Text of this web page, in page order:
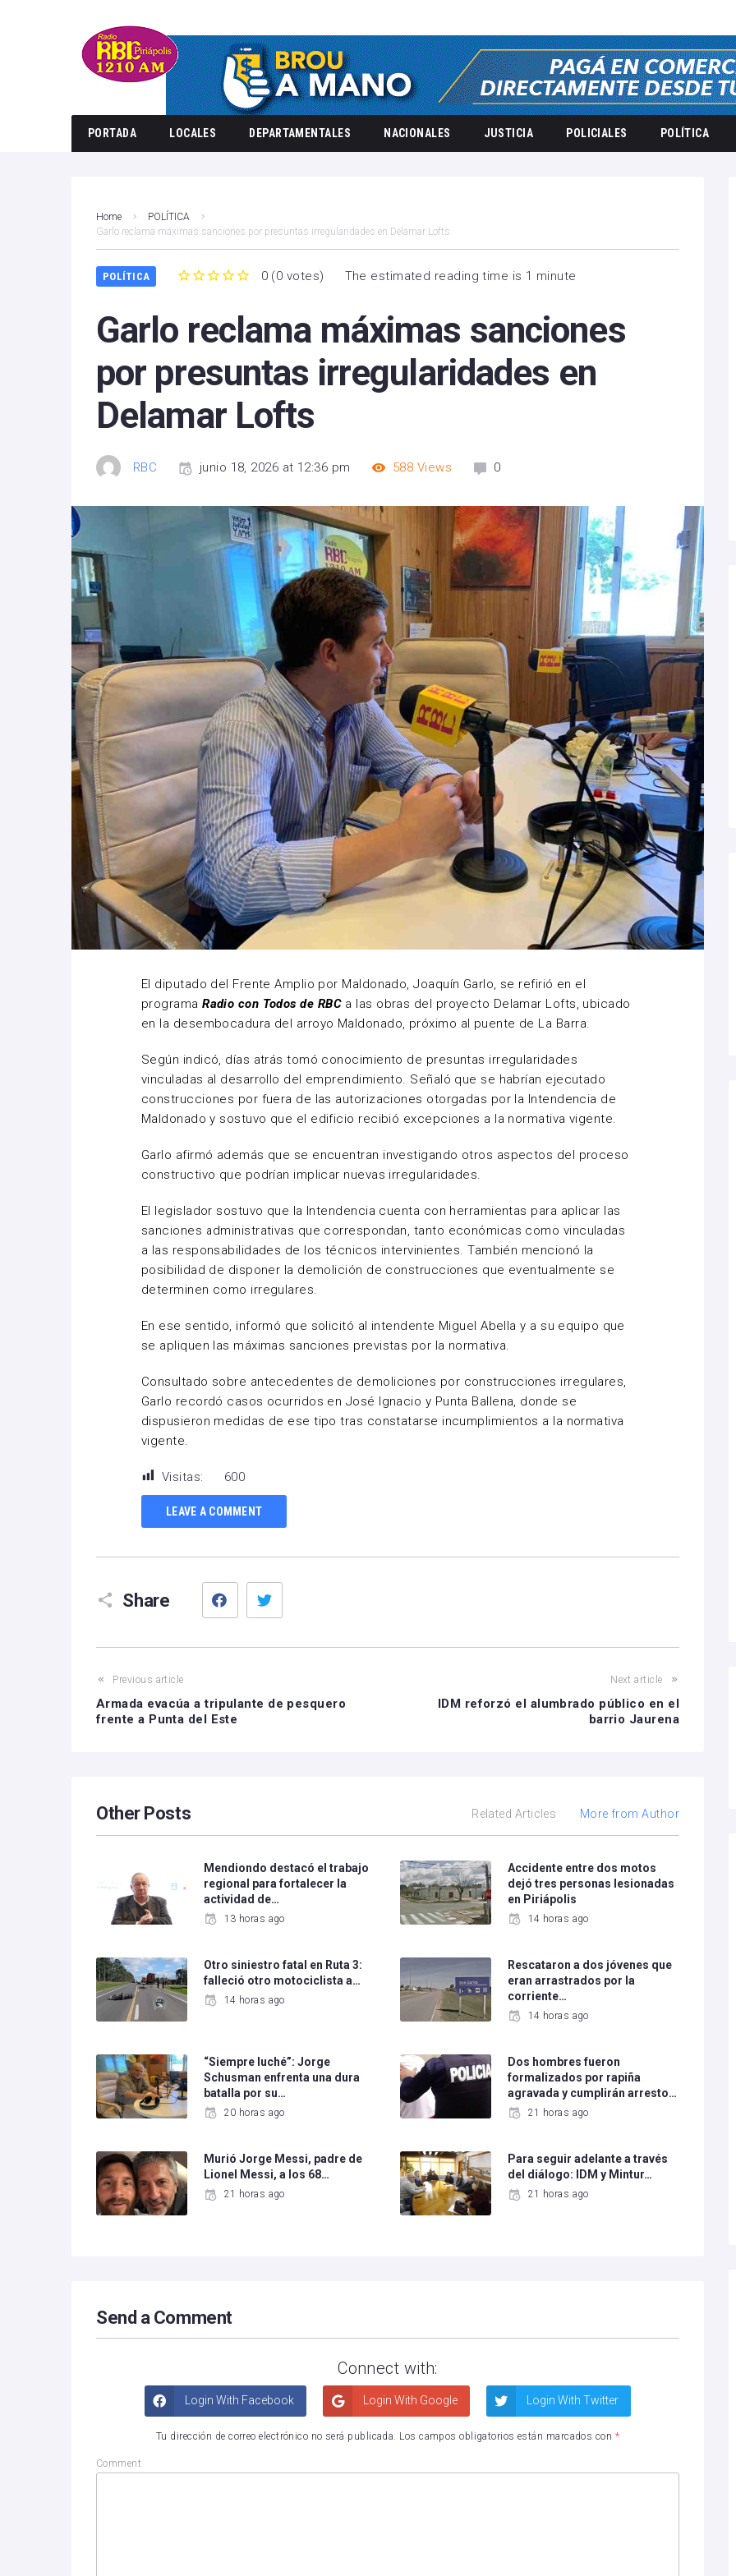
PORTADA LOCALES DEPARTAMENTALES NACIONALES JUSTICIA POLICIALES POLÍTICA
Home
POLÍTICA
Garlo reclama máximas sanciones por presuntas irregularidades en Delamar Lofts
POLÍTICA 0 (0 votes) The estimated reading time is 1 minute
Garlo reclama máximas sanciones
por presuntas irregularidades en
Delamar Lofts
RBC junio 18, 2026 at 12:36 pm 588 Views 0
El diputado del Frente Amplio por Maldonado, Joaquín Garlo, se refirió en el
programaRadio con Todos de RBCa las obras del proyecto Delamar Lofts, ubicado
en la desembocadura del arroyo Maldonado, próximo al puente de La Barra.
Según indicó, días atrás tomó conocimiento de presuntas irregularidades
vinculadas al desarrollo del emprendimiento. Señaló que se habrían ejecutado
construcciones por fuera de las autorizaciones otorgadas por la Intendencia de
Maldonado y sostuvo que el edificio recibió excepciones a la normativa vigente.
Garlo afirmó además que se encuentran investigando otros aspectos del proceso
constructivo que podrían implicar nuevas irregularidades.
El legislador sostuvo que la Intendencia cuenta con herramientas para aplicar las
sanciones administrativas que correspondan, tanto económicas como vinculadas
a las responsabilidades de los técnicos intervinientes. También mencionó la
posibilidad de disponer la demolición de construcciones que eventualmente se
determinen como irregulares.
En ese sentido, informó que solicitó al intendente Miguel Abella y a su equipo que
se apliquen las máximas sanciones previstas por la normativa.
Consultado sobre antecedentes de demoliciones por construcciones irregulares,
Garlo recordó casos ocurridos en José Ignacio y Punta Ballena, donde se
dispusieron medidas de ese tipo tras constatarse incumplimientos a la normativa
vigente.
Visitas: 600
LEAVE A COMMENT
Share
Facebook
Previous article
Armada evacúa a tripulante de pesquero
frente a Punta del Este
Next article
IDM reforzó el alumbrado público en el
barrio Jaurena
Other Posts Related Articles More from Author
Mendiondo destacó el trabajo
regional para fortalecer la
actividad de…
13 horas ago
Accidente entre dos motos
dejó tres personas lesionadas
en Piriápolis
14 horas ago
Otro siniestro fatal en Ruta 3:
falleció otro motociclista a…
14 horas ago
Rescataron a dos jóvenes que
eran arrastrados por la
corriente…
14 horas ago
“Siempre luché”: Jorge
Schusman enfrenta una dura
batalla por su…
20 horas ago
Dos hombres fueron
formalizados por rapiña
agravada y cumplirán arresto…
21 horas ago
Murió Jorge Messi, padre de
Lionel Messi, a los 68…
21 horas ago
Para seguir adelante a través
del diálogo: IDM y Mintur…
21 horas ago
Send a Comment
Connect with:
Login With Facebook Login With Google Login With Twitter
Tu dirección de correo electrónico no será publicada. Los campos obligatorios están marcados con *
Comment